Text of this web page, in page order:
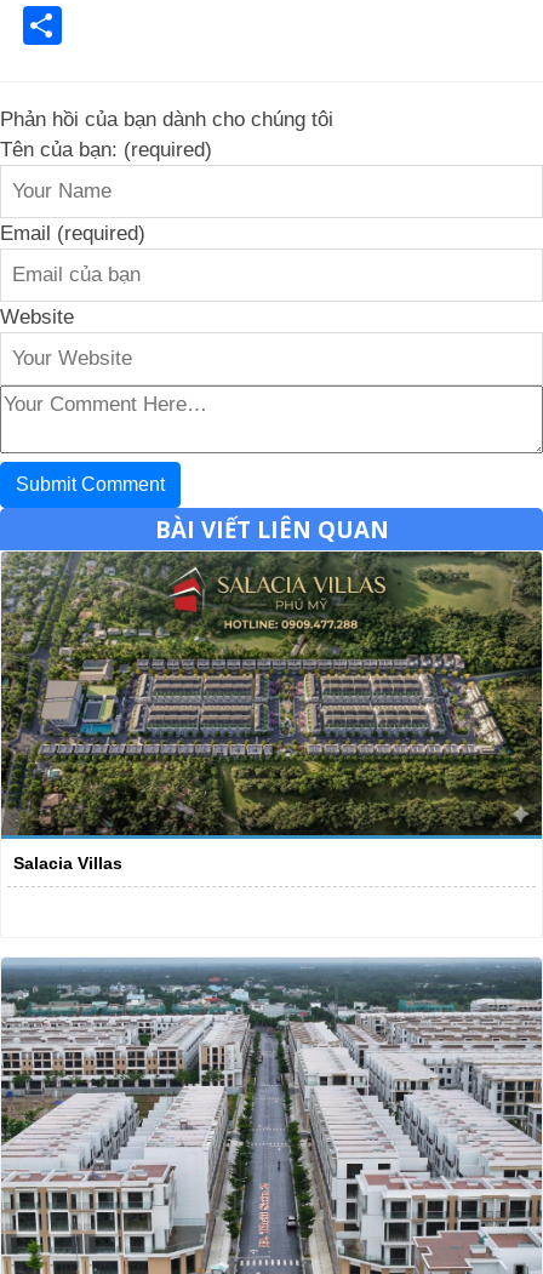
Phản hồi của bạn dành cho chúng tôi
Tên của bạn: (required)
Email (required)
Website
BÀI VIẾT LIÊN QUAN
Salacia Villas